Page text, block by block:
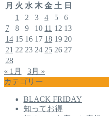
月 火 水 木 金 土 日
1
2 3 4 5
6
7
8 9 10 11 12 13
14 15 16 17 18 19 20
21 22 23 24 25 26 27
28
« 1月
3月 »
カテゴリー
BLACK FRIDAY
知ってお得